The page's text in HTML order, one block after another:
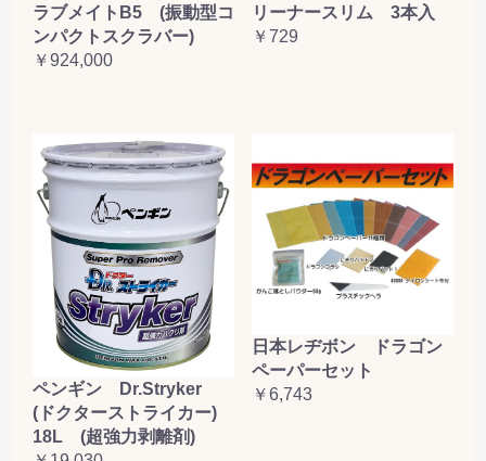
ラブメイトB5 (振動型コ
ンパクトスクラバー)
￥924,000
リーナースリム 3本入
￥729
ペンギン Dr.Stryker
(ドクターストライカー)
18L (超強力剥離剤)
日本レヂボン ドラゴン
ペーパーセット
￥6,743